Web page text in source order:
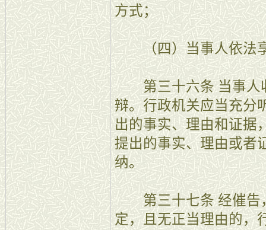
方式；
（四）当事人依法享
第三十六条 当事人收
辩。行政机关应当充分
出的事实、理由和证据
提出的事实、理由或者
纳。
第三十七条 经催告，
定，且无正当理由的，